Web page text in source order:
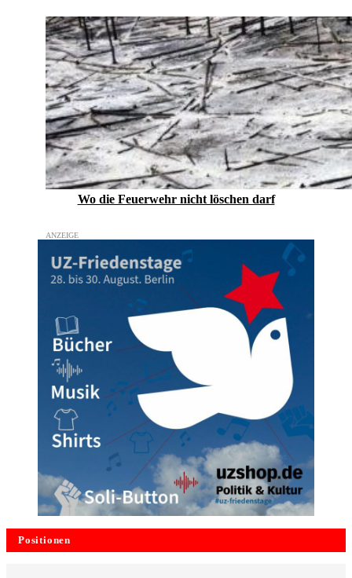
Wo die Feuerwehr nicht löschen darf
Positionen